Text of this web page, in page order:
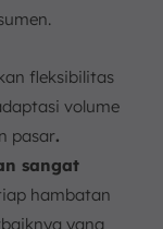
fleksibilitas
volume
pasar.
sangat
hambatan
yang